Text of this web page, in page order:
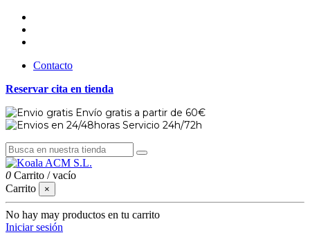
Contacto
Reservar cita en tienda
Envío gratis a partir de 60€
Servicio 24h/72h
0 Carrito /vacío
Carrito
×
No hay may productos en tu carrito
Iniciar sesión